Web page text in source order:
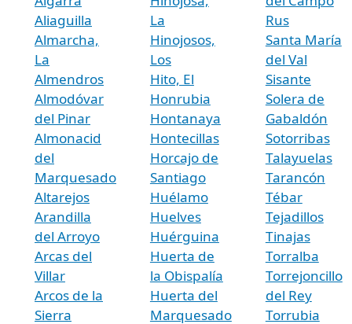
Aliaguilla
Almarcha,
La
Almendros
Almodóvar
del Pinar
Almonacid
del
Marquesado
Altarejos
Arandilla
del Arroyo
Arcas del
Villar
Arcos de la
Sierra
La
Hinojosos,
Los
Hito, El
Honrubia
Hontanaya
Hontecillas
Horcajo de
Santiago
Huélamo
Huelves
Huérguina
Huerta de
la Obispalía
Huerta del
Marquesado
Rus
Santa María
del Val
Sisante
Solera de
Gabaldón
Sotorribas
Talayuelas
Tarancón
Tébar
Tejadillos
Tinajas
Torralba
Torrejoncillo
del Rey
Torrubia